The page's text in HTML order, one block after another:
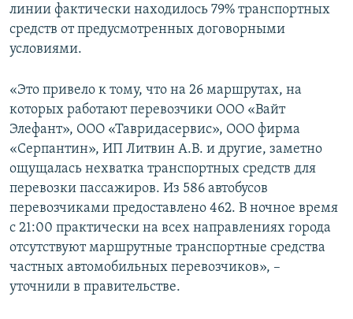
линии фактически находилось 79% транспортных
средств от предусмотренных договорными
условиями.
«Это привело к тому, что на 26 маршрутах, на
которых работают перевозчики ООО «Вайт
Элефант», ООО «Тавридасервис», ООО фирма
«Серпантин», ИП Литвин А.В. и другие, заметно
ощущалась нехватка транспортных средств для
перевозки пассажиров. Из 586 автобусов
перевозчиками предоставлено 462. В ночное время
с 21:00 практически на всех направлениях города
отсутствуют маршрутные транспортные средства
частных автомобильных перевозчиков», –
уточнили в правительстве.